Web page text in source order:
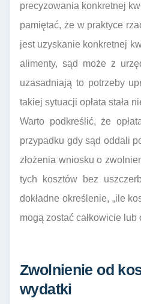
precyzowania konkretnej
pamiętać, że w praktyce
jest uzyskanie konkretnej
alimenty, sąd może z
uzasadniają to potrzeby
takiej sytuacji opłata stała
Warto podkreślić, że
przypadku gdy sąd oddali
złożenia wniosku o
tych kosztów bez
dokładne określenie, „ile
mogą zostać całkowicie
Zwolnienie od
wydatki